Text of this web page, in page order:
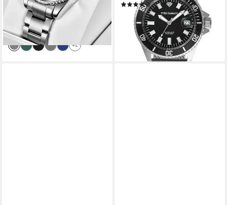
49,99 € UVP99,99 €
-50%
lieferbar - in 8-10 Werktagen bei
dir
+2
(24)
89,00 € 419,00 €
-79%
lieferbar - in 8-10 Werktagen bei